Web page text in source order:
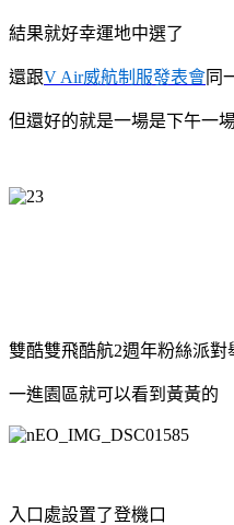
結果就好幸運地中選了
還跟V Air威航制服發表會同
但還好的就是一場是下午一
雙酷雙飛酷航2週年粉絲派對
一進園區就可以看到黃黃的
入口處設置了登機口